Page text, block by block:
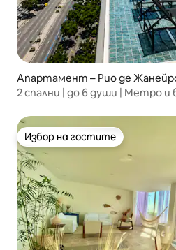
Апартамент – Рио де
2 спални | до 6 души | Метро и
Избор на гостите
Избор на гостите